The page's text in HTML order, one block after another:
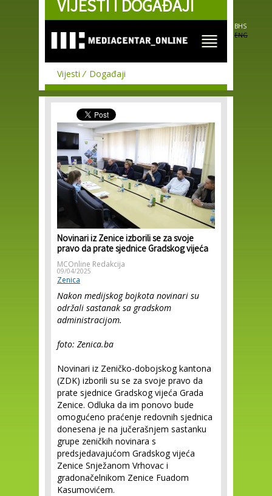
Skip to
main
VIJESTI I DOGAĐAJI
BHS
ENG
Vijesti Događaji
Novinari iz Zenice izborili se za svoje
pravo da prate sjednice Gradskog vijeća
MCOnline Redakcija
09/04/2025
Zenica
Nakon medijskog bojkota novinari su
održali sastanak sa gradskom
administracijom.
foto: Zenica.ba
Novinari iz Zeničko-dobojskog kantona
(ZDK) izborili su se za svoje pravo da
prate sjednice Gradskog vijeća Grada
Zenice. Odluka da im ponovo bude
omogućeno praćenje redovnih sjednica
donesena je na jučerašnjem sastanku
grupe zeničkih novinara s
predsjedavajućom Gradskog vijeća
Zenice Snježanom Vrhovac i
gradonačelnikom Zenice Fuadom
Kasumovićem.